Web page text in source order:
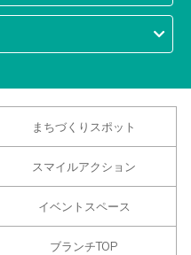
まちづくりスポット
スマイルアクション
イベントスペース
ブランチTOP